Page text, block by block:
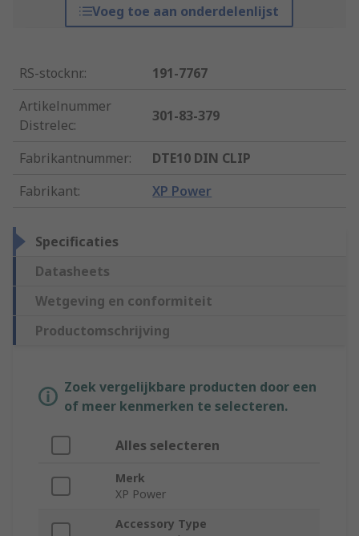
Voeg toe aan onderdelenlijst
RS-stocknr.:
191-7767
Artikelnummer
Distrelec:
301-83-379
Fabrikantnummer:
DTE10 DIN CLIP
Fabrikant: XP Power
Specificaties
Datasheets
Wetgeving en conformiteit
Productomschrijving
Zoek vergelijkbare producten door een
of meer kenmerken te selecteren.
Alles selecteren
Merk
XP Power
Accessory Type